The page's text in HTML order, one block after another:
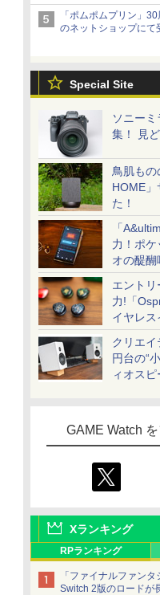
「ポムポムプリン」
のネットショップにて
「おもちもちもちクッ
Special Site
ソニー
集！ 見
鳥肌もの
HOME」
た！
「
力！ポケ
オの醍醐
エント
力!「
イヤレス
一気に聴
クリエ
円台の“
ィオスピ
GAME Watch
Xランキング
RPランキング
「ファイナルファン
Switch 2版のロード